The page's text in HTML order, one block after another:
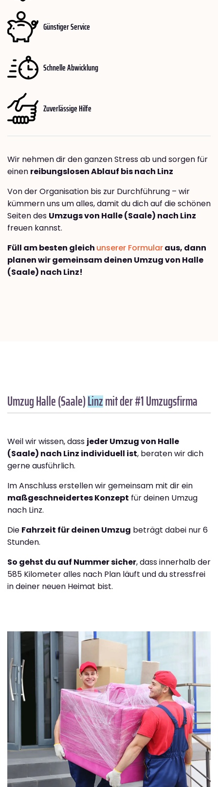
Günstiger Service
Schnelle Abwicklung
Zuverlässige Hilfe
Wir nehmen dir den ganzen Stress ab und sorgen für
einen reibungslosen Ablauf bis nach Linz
Von der Organisation bis zur Durchführung – wir
kümmern uns um alles, damit du dich auf die schönen
Seiten des Umzugs von Halle (Saale) nach Linz
freuen kannst.
Füll am besten gleich unserer Formularaus, dann
planen wir gemeinsam deinen Umzug von Halle
(Saale) nach Linz!
Umzug Halle (Saale)Linzmit der #1 Umzugsfirma
Weil wir wissen, dass jeder Umzug von Halle
(Saale) nach Linz individuell ist, beraten wir dich
gerne ausführlich.
Im Anschluss erstellen wir gemeinsam mit dir ein
maßgeschneidertes Konzept für deinen Umzug
nach Linz.
Die Fahrzeit für deinen Umzug beträgt dabei nur 6
Stunden.
So gehst du auf Nummer sicher, dass innerhalb der
585 Kilometer alles nach Plan läuft und du stressfrei
in deiner neuen Heimat bist.